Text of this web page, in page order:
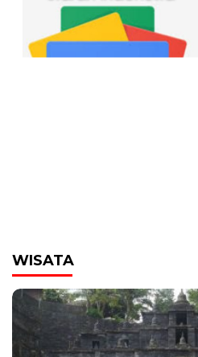
WISATA